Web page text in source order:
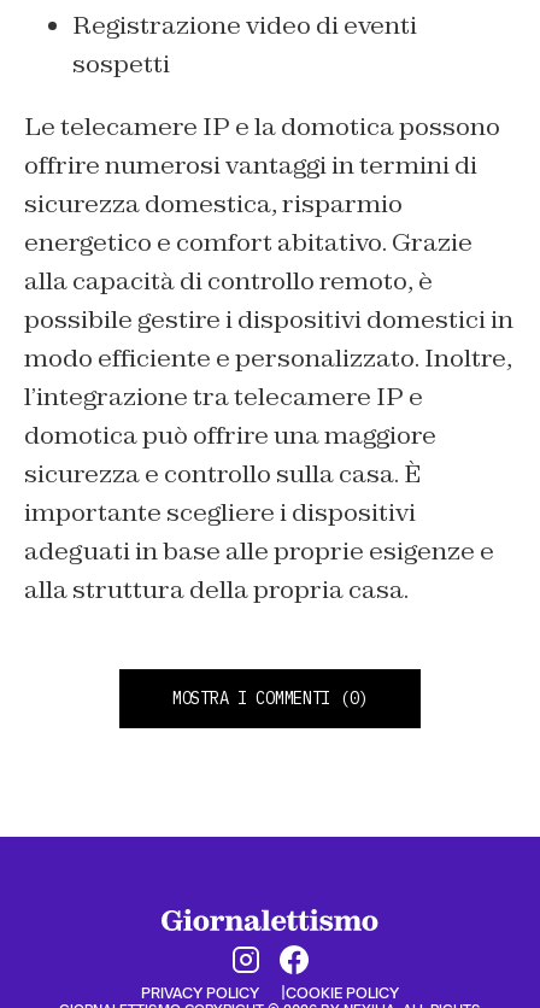
Registrazione video di eventi
sospetti
Le telecamere IP e la domotica possono
offrire numerosi vantaggi in termini di
sicurezza domestica, risparmio
energetico e comfort abitativo. Grazie
alla capacità di controllo remoto, è
possibile gestire i dispositivi domestici in
modo efficiente e personalizzato. Inoltre,
l’integrazione tra telecamere IP e
domotica può offrire una maggiore
sicurezza e controllo sulla casa. È
importante scegliere i dispositivi
adeguati in base alle proprie esigenze e
alla struttura della propria casa.
MOSTRA I COMMENTI (0)
PRIVACY POLICY COOKIE POLICY